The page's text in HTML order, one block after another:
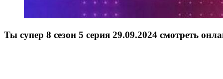
Ты супер 8 сезон 5 серия 29.09.2024 смотреть